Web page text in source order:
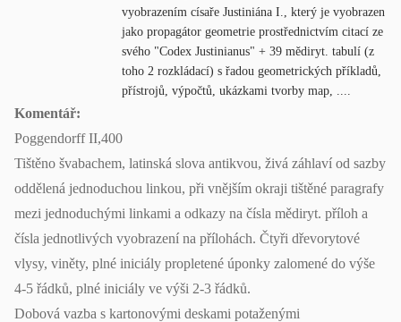
vyobrazením císaře Justiniána I., který je vyobrazen
jako propagátor geometrie prostřednictvím citací ze
svého "Codex Justinianus" + 39 mědiryt. tabulí (z
toho 2 rozkládací) s řadou geometrických příkladů,
přístrojů, výpočtů, ukázkami tvorby map, ....
Komentář:
Poggendorff II,400
Tištěno švabachem, latinská slova antikvou, živá záhlaví od sazby
oddělená jednoduchou linkou, při vnějším okraji tištěné paragrafy
mezi jednoduchými linkami a odkazy na čísla mědiryt. příloh a
čísla jednotlivých vyobrazení na přílohách. Čtyři dřevorytové
vlysy, viněty, plné iniciály propletené úponky zalomené do výše
4-5 řádků, plné iniciály ve výši 2-3 řádků.
Dobová vazba s kartonovými deskami potaženými